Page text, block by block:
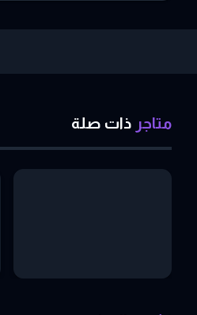
متاجر ذات صلة